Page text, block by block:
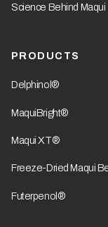
Science Behind Maqui
PRODUCTS
Delphinol®
MaquiBright®
Maqui XT®
Freeze-Dried Maqui
Futerpenol®